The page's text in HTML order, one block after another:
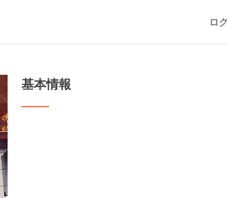
ロ
基本情報